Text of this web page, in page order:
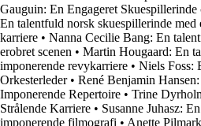
Gauguin: En Engageret Skuespillerinde
En talentfuld norsk skuespillerinde
karriere • Nanna Cecilie Bang: En
erobret scenen • Martin Hougaard: En
imponerende revykarriere • Niels Foss:
Orkesterleder• René Benjamin
Imponerende Repertoire • Trine
Strålende Karriere • Susanne Juhasz:
imponerende filmografi • Anette